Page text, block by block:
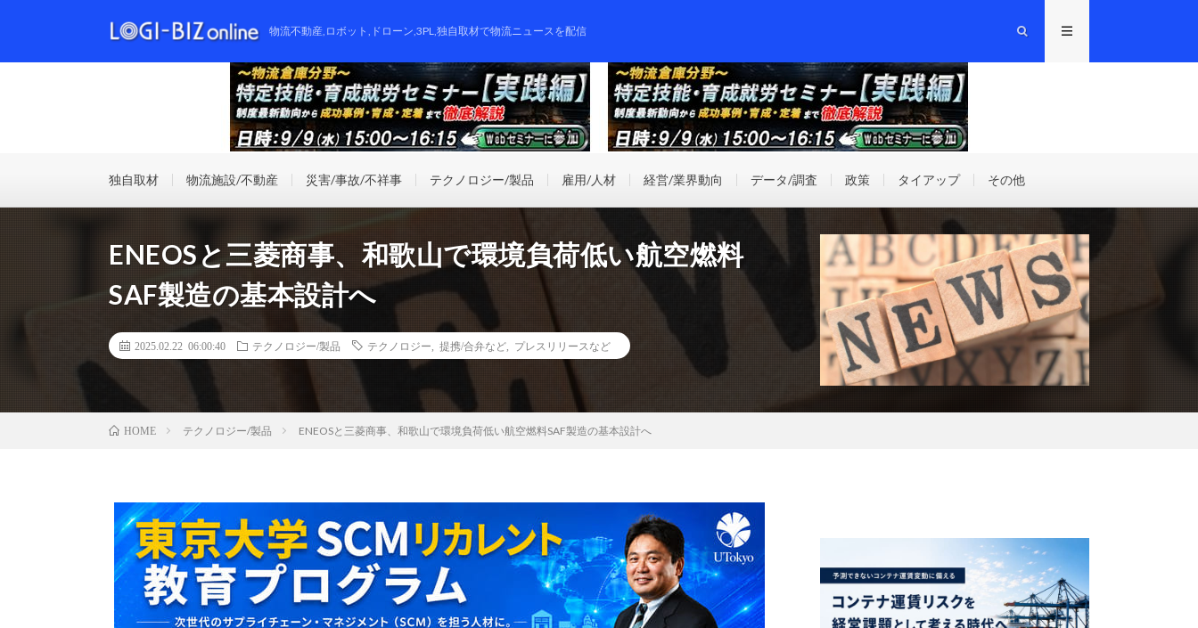
物流不動産,ロボット,ドローン,3PL,独自取材で物流ニュースを配信
独自取材 物流施設/不動産 災害/事故/不祥事 テクノロジー/製品 雇用/人材 経営/業界動向 データ/調査 政策 タイアップ その他
ENEOSと三菱商事、和歌山で環境負荷低い航空燃料
SAF製造の基本設計へ
2025.02.22 06:00:40 テクノロジー/製品 テクノロジー 提携/合弁など プレスリリースなど
HOME テクノロジー/製品 ENEOSと三菱商事、和歌山で環境負荷低い航空燃料SAF製造の基本設計へ